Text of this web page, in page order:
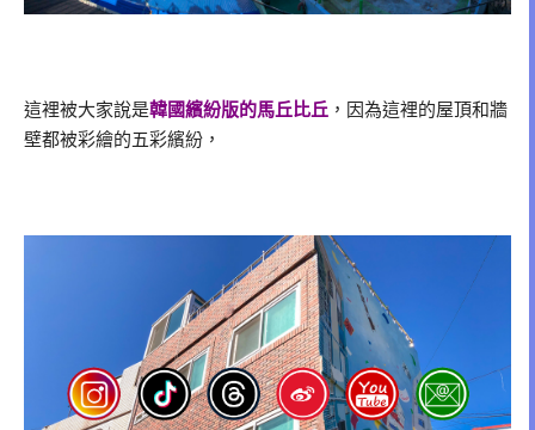
這裡被大家說是韓國繽紛版的馬丘比丘 ，因為這裡的屋頂和牆
壁都被彩繪的五彩繽紛，